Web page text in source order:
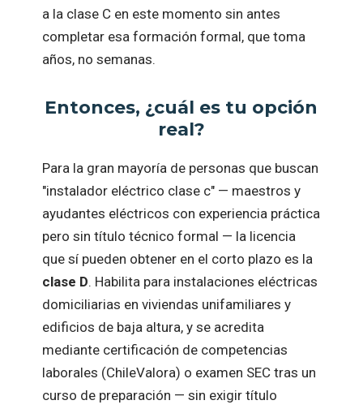
a la clase C en este momento sin antes
completar esa formación formal, que toma
años, no semanas.
Entonces, ¿cuál es tu opción
real?
Para la gran mayoría de personas que buscan
"instalador eléctrico clase c" — maestros y
ayudantes eléctricos con experiencia práctica
pero sin título técnico formal — la licencia
que sí pueden obtener en el corto plazo es la
clase D. Habilita para instalaciones eléctricas
domiciliarias en viviendas unifamiliares y
edificios de baja altura, y se acredita
mediante certificación de competencias
laborales (ChileValora) o examen SEC tras un
curso de preparación — sin exigir título